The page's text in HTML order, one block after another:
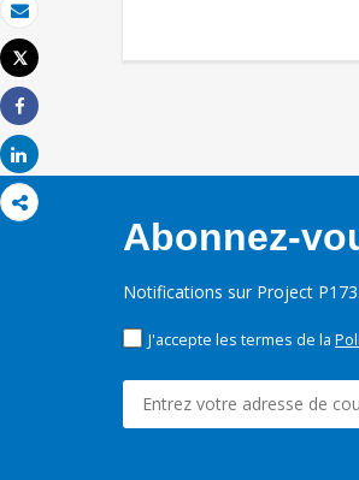
Email
Imprimer
Tweet
Share
Share
Abonnez-
Notifications sur Project
J'accepte les termes de la